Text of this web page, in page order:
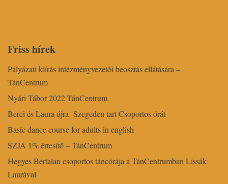
Friss hírek
Pályázati kiírás intézményvezetői beosztás ellátására –
TánCentrum
Nyári Tábor 2022 TánCentrum
Berci és Laura újra Szegeden tart Csoportos órát
Basic dance course for adults in english
SZJA 1% értesítő – TánCentrum
Hegyes Bertalan csoportos táncórája a TánCentrumban Lissák
Laurával